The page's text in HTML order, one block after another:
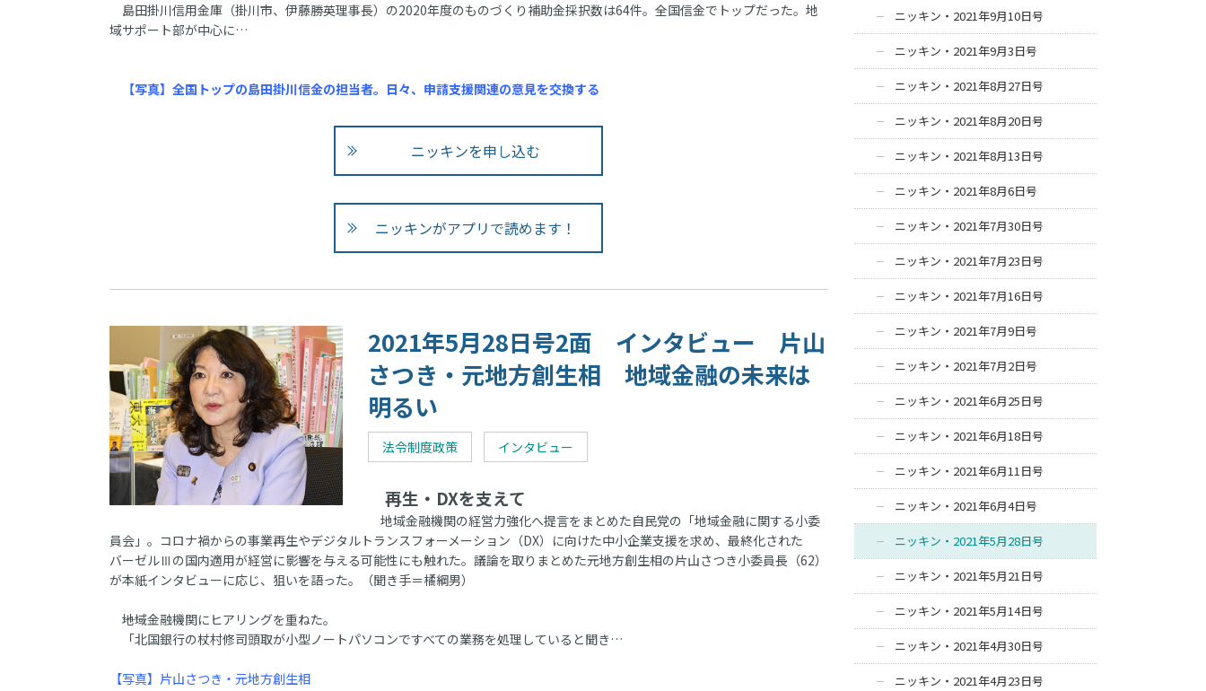
島田掛川信用金庫（掛川市、伊藤勝英理事長）の2020年度のものづくり補助金採択数は64件。全国信金でトップだった。地
域サポート部が中心に…
【写真】全国トップの島田掛川信金の担当者。日々、申請支援関連の意見を交換する
ニッキンを申し込む
ニッキンがアプリで読めます！
2021年5月28日号2面 インタビュー 片山
さつき・元地方創生相 地域金融の未来は
明るい
法令制度政策 インタビュー
再生・DXを支えて
地域金融機関の経営力強化へ提言をまとめた自民党の「地域金融に関する小委
員会」。コロナ禍からの事業再生やデジタルトランスフォーメーション（DX）に向けた中小企業支援を求め、最終化された
バーゼルⅢの国内適用が経営に影響を与える可能性にも触れた。議論を取りまとめた元地方創生相の片山さつき小委員長（62）
が本紙インタビューに応じ、狙いを語った。（聞き手＝橘綱男）
――地域金融機関にヒアリングを重ねた。
「北国銀行の杖村修司頭取が小型ノートパソコンですべての業務を処理していると聞き…
【写真】片山さつき・元地方創生相
ニッキン・2021年9月10日号
ニッキン・2021年9月3日号
ニッキン・2021年8月27日号
ニッキン・2021年8月20日号
ニッキン・2021年8月13日号
ニッキン・2021年8月6日号
ニッキン・2021年7月30日号
ニッキン・2021年7月23日号
ニッキン・2021年7月16日号
ニッキン・2021年7月9日号
ニッキン・2021年7月2日号
ニッキン・2021年6月25日号
ニッキン・2021年6月18日号
ニッキン・2021年6月11日号
ニッキン・2021年6月4日号
ニッキン・2021年5月28日号
ニッキン・2021年5月21日号
ニッキン・2021年5月14日号
ニッキン・2021年4月30日号
ニッキン・2021年4月23日号